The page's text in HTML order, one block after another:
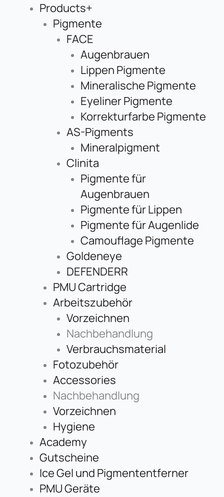
Products+
Pigmente
FACE
Augenbrauen
Lippen Pigmente
Mineralische Pigmente
Eyeliner Pigmente
Korrekturfarbe Pigmente
AS-Pigments
Mineralpigment
Clinita
Pigmente für
Augenbrauen
Pigmente für Lippen
Pigmente für Augenlide
Camouflage Pigmente
Goldeneye
DEFENDERR
PMU Cartridge
Arbeitszubehör
Vorzeichnen
Nachbehandlung
Verbrauchsmaterial
Fotozubehör
Accessories
Nachbehandlung
Vorzeichnen
Hygiene
Academy
Gutscheine
Ice Gel und Pigmententferner
PMU Geräte